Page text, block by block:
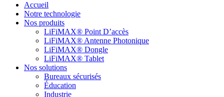
Accueil
Notre technologie
Nos produits
LiFiMAX® Point D’accès
LiFiMAX® Antenne Photonique
LiFiMAX® Dongle
LiFiMAX® Tablet
Nos solutions
Bureaux sécurisés
Éducation
Industrie